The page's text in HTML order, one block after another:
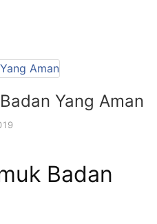
Yang Aman
Badan